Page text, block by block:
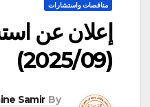
مناقصات واستشارات
إعلان عن
(2025/09)
By
Samir